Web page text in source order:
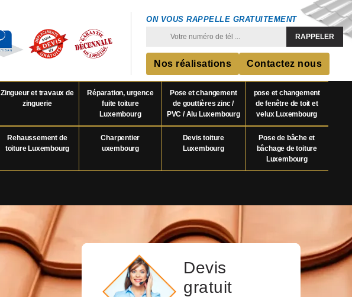
ON VOUS RAPPELLE GRATUITEMENT
Nos réalisations Contactez nous
Zingueur et travaux de
zinguerie
Réparation, urgence
fuite toiture
Luxembourg
Pose et changement
de gouttières zinc /
PVC / Alu Luxembourg
pose et changement
de fenêtre de toit et
velux Luxembourg
Rehaussement de
toiture Luxembourg
Charpentier
uxembourg
Devis toiture
Luxembourg
Pose de bâche et
bâchage de toiture
Luxembourg
Devis
gratuit